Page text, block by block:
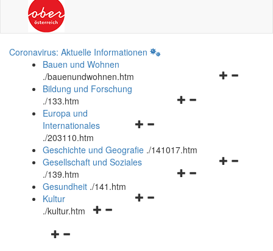
Coronavirus: Aktuelle Informationen
Bauen und Wohnen
./bauenundwohnen.htm
Navigationsmenü
Bildung und Forschung
./133.htm
Navigationsmenü
und
schließen
Europa und
Internationales
./203110.htm
Geschichte und Geografie ./141017.htm
Navigationsmenü
Gesellschaft und Soziales
./139.htm
Navigationsmenü
Gesundheit ./141.htm
Navigationsmenü
Kultur
./kultur.htm
Navigationsmenü